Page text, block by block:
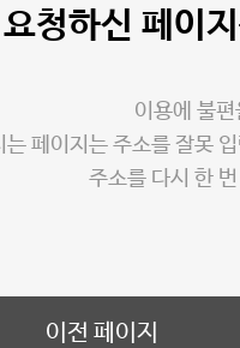
요청하신 페이
이용에 불
는 페이지는 주소를 잘못
주소를 다시 한
이전 페이지